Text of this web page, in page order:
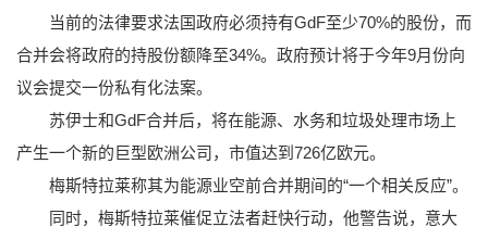
当前的法律要求法国政府必须持有GdF至少70%的股份，而
合并会将政府的持股份额降至34%。政府预计将于今年9月份向
议会提交一份私有化法案。
苏伊士和GdF合并后，将在能源、水务和垃圾处理市场上
产生一个新的巨型欧洲公司，市值达到726亿欧元。
梅斯特拉莱称其为能源业空前合并期间的“一个相关反应”。
同时，梅斯特拉莱催促立法者赶快行动，他警告说，意大